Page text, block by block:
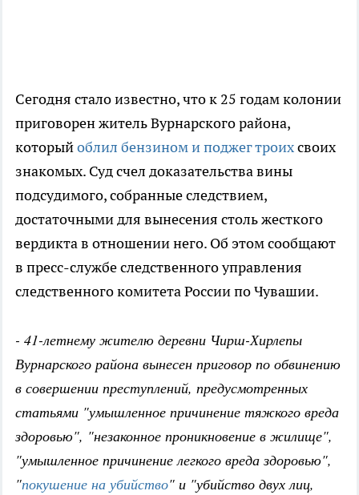
Сегодня стало известно, что к 25 годам колонии
приговорен житель Вурнарского района,
которыйоблил бензином и поджег троихсвоих
знакомых. Суд счел доказательства вины
подсудимого, собранные следствием,
достаточными для вынесения столь жесткого
вердикта в отношении него. Об этом сообщают
в пресс-службе следственного управления
следственного комитета России по Чувашии.
- 41-летнему жителю деревни Чирш-Хирлепы
Вурнарского района вынесен приговор по обвинению
в совершении преступлений, предусмотренных
статьями "умышленное причинение тяжкого вреда
здоровью", "незаконное проникновение в жилище",
"умышленное причинение легкого вреда здоровью",
"покушение на убийство" и "убийство двух лиц,